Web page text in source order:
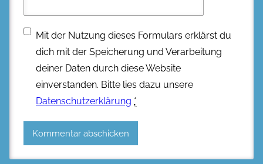
Mit der Nutzung dieses Formulars erklärst du
dich mit der Speicherung und Verarbeitung
deiner Daten durch diese Website
einverstanden. Bitte lies dazu unsere
Datenschutzerklärung *